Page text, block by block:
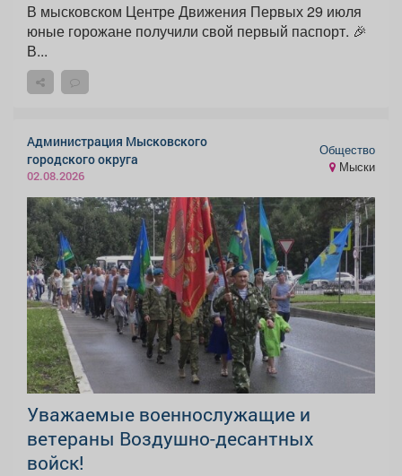
В мысковском Центре Движения Первых 29 июля
юные горожане получили свой первый паспорт. 🎉
В...
Администрация Мысковского
городского округа
02.08.2026
Общество
Мыски
Уважаемые военнослужащие и
ветераны Воздушно-десантных
войск!